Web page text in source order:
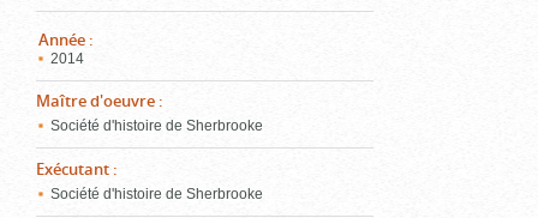
Année :
2014
Maître d'oeuvre :
Société d'histoire de Sherbrooke
Exécutant :
Société d'histoire de Sherbrooke